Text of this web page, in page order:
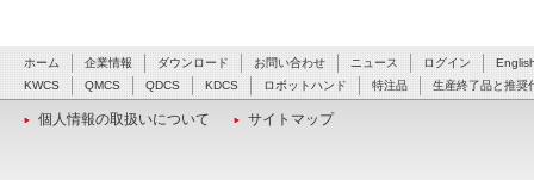
ホーム 企業情報 ダウンロード お問い合わせ ニュース ログイン
KWCS
QMCS QDCS KDCS ロボットハンド 特注品 生産終了品と推奨
個人情報の取扱いについて サイトマップ